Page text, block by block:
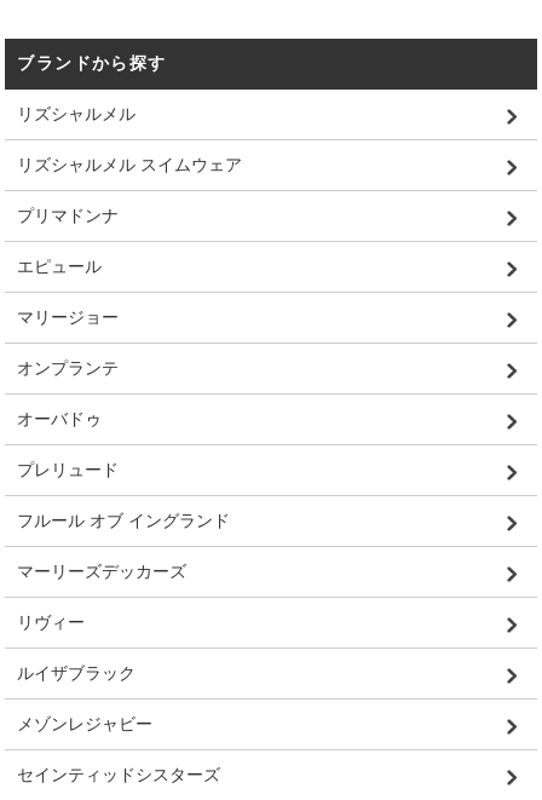
ブランドから探す
リズシャルメル
リズシャルメル スイムウェア
プリマドンナ
エピュール
マリージョー
オンプランテ
オーバドゥ
プレリュード
フルール オブ イングランド
マーリーズデッカーズ
リヴィー
ルイザブラック
メゾンレジャビー
セインティッドシスターズ